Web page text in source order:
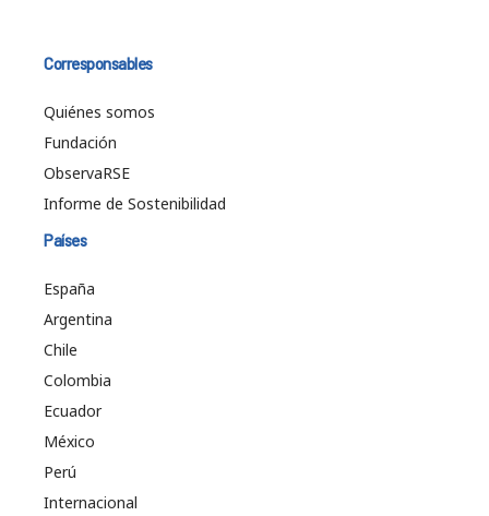
Corresponsables
Quiénes somos
Fundación
ObservaRSE
Informe de Sostenibilidad
Países
España
Argentina
Chile
Colombia
Ecuador
México
Perú
Internacional